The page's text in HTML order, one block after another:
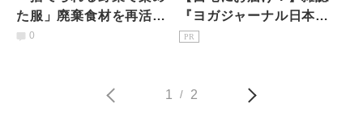
た服」廃棄食材を再活用
するFOOD TEXTILEが目
0
『ヨガジャーナル日本
版』予約購読のご案内
PR
1 / 2